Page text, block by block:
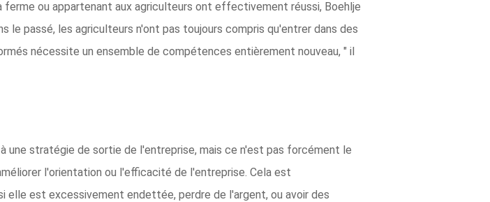
ou appartenant aux agriculteurs ont effectivement réussi, Boehlje
le passé, les agriculteurs n'ont pas toujours compris qu'entrer dans des
nécessite un ensemble de compétences entièrement nouveau, " il
une stratégie de sortie de l'entreprise, mais ce n'est pas forcément le
l'orientation ou l'efficacité de l'entreprise. Cela est
elle est excessivement endettée, perdre de l'argent, ou avoir des